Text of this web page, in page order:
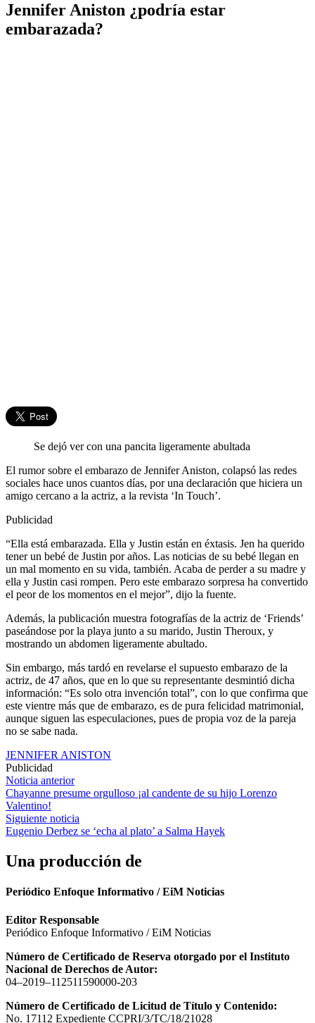
Jennifer Aniston ¿podría estar
embarazada?
Se dejó ver con una pancita ligeramente abultada
El rumor sobre el embarazo de Jennifer Aniston, colapsó las redes
sociales hace unos cuantos días, por una declaración que hiciera un
amigo cercano a la actriz, a la revista ‘In Touch’.
Publicidad
“Ella está embarazada. Ella y Justin están en éxtasis. Jen ha querido
tener un bebé de Justin por años. Las noticias de su bebé llegan en
un mal momento en su vida, también. Acaba de perder a su madre y
ella y Justin casi rompen. Pero este embarazo sorpresa ha convertido
el peor de los momentos en el mejor”, dijo la fuente.
Además, la publicación muestra fotografías de la actriz de ‘Friends’
paseándose por la playa junto a su marido, Justin Theroux, y
mostrando un abdomen ligeramente abultado.
Sin embargo, más tardó en revelarse el supuesto embarazo de la
actriz, de 47 años, que en lo que su representante desmintió dicha
información: “Es solo otra invención total”, con lo que confirma que
este vientre más que de embarazo, es de pura felicidad matrimonial,
aunque siguen las especulaciones, pues de propia voz de la pareja
no se sabe nada.
JENNIFER ANISTON
Publicidad
Navegación
de
entradas
Noticia anterior
Chayanne presume orgulloso ¡al candente de su hijo Lorenzo
Valentino!
Siguiente noticia
Eugenio Derbez se ‘echa al plato’ a Salma Hayek
Una producción de
Periódico Enfoque Informativo / EiM Noticias
Editor Responsable
Periódico Enfoque Informativo / EiM Noticias
Número de Certificado de Reserva otorgado por el Instituto
Nacional de Derechos de Autor:
04–2019–112511590000-203
Número de Certificado de Licitud de Título y Contenido:
No. 17112 Expediente CCPRI/3/TC/18/21028